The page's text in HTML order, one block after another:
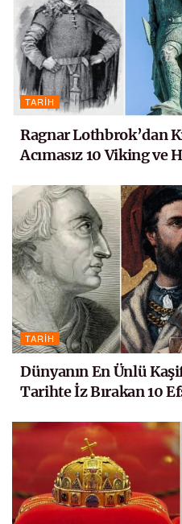
TARIH
Ragnar Lothbrok’dan
Acımasız 10 Viking ve
TARIH
Dünyanın En Ünlü
Tarihte İz Bırakan 10